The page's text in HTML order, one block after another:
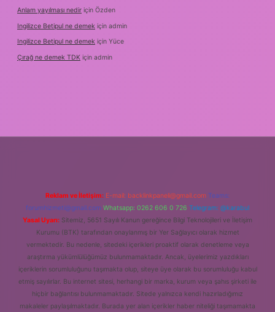
Anlam yayılması nedir için Özden
Ingilizce Betipul ne demek için admin
Ingilizce Betipul ne demek için Yüce
Çırağ ne demek TDK için admin
Reklam ve İletişim: E-mail: backlinkpaneli@gmail.com Teams:
forumhizmeti@gmail.com Whatsapp: 0262 606 0 726 Telegram: @karabul
Yasal Uyarı: Sitemiz, 5651 Sayılı Kanun gereğince Bilgi Teknolojileri ve İletişim
Kurumu (BTK) tarafından onaylanmış bir Yer Sağlayıcı olarak hizmet
vermektedir. Bu nedenle, sitedeki içerikleri proaktif olarak denetleme veya
araştırma yükümlülüğümüz bulunmamaktadır. Ancak, üyelerimiz yazdıkları
içeriklerin sorumluluğunu taşımakta olup, siteye üye olarak bu sorumluluğu kabul
etmiş sayılırlar. Bu internet sitesi, herhangi bir marka, kurum veya şahıs şirketi ile
hiçbir bağlantısı bulunmamaktadır. Sitede yalnızca kendi hazırladığımız
makaleler paylaşılmaktadır. Burada yer alan içerikler haber niteliği taşımamakta